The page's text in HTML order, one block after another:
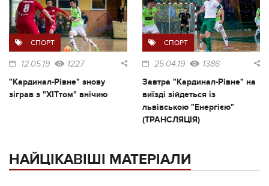
СПОРТ
12.05.19 1227
"Кардинал-Рівне" знову
зіграв з "ХІТтом" внічию
СПОРТ
25.04.19 1386
Завтра "Кардинал-Рівне" на
виїзді зійдеться із
львівською "Енергією"
(ТРАНСЛЯЦІЯ)
НАЙЦІКАВІШІ МАТЕРІАЛИ